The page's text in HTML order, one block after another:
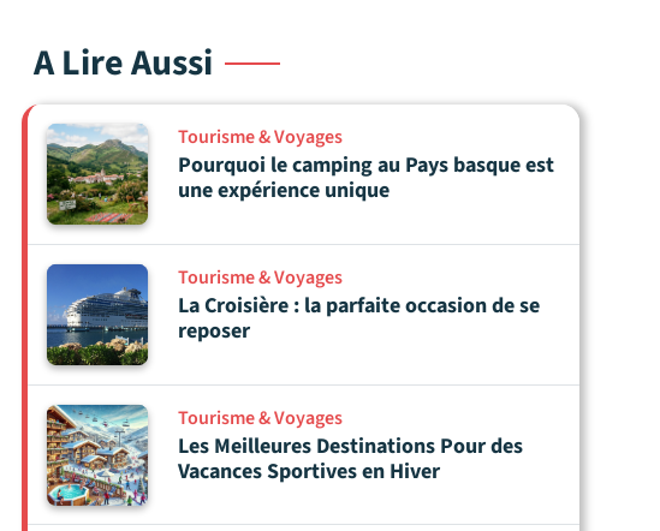
A Lire Aussi
Tourisme & Voyages
Pourquoi le camping au Pays basque est
une expérience unique
Tourisme & Voyages
La Croisière : la parfaite occasion de se
reposer
Tourisme & Voyages
Les Meilleures Destinations Pour des
Vacances Sportives en Hiver